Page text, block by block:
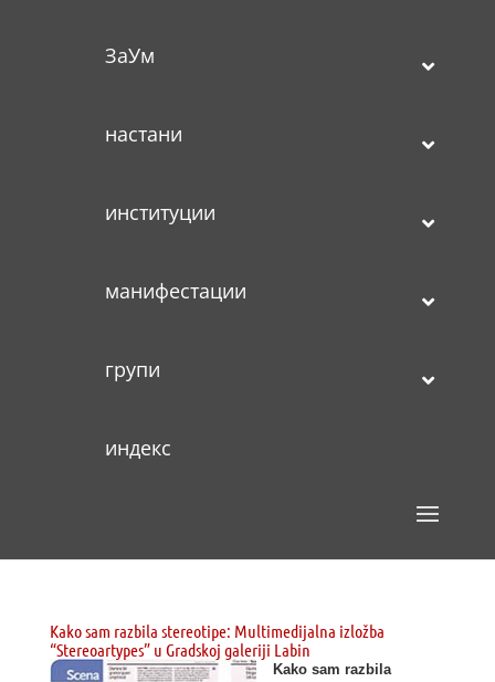
ЗаУм
настани
институции
манифестации
групи
индекс
Kako sam razbila stereotipe: Multimedijalna izložba
“Stereoartypes” u Gradskoj galeriji Labin
Kako sam razbila